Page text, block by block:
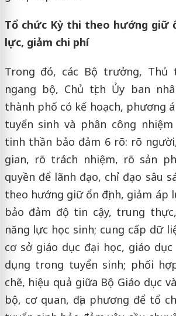
Tổ chức Kỳ thi theo hướng giữ
lực, giảm chi phí
Trong đó, các Bộ trưởng, Thủ
ngang bộ, Chủ tịch Ủy ban
thành phố có kế hoạch, phương
tuyển sinh và phân công
tinh thần bảo đảm 6 rõ: rõ
gian, rõ trách nhiệm, rõ sản
quyền để lãnh đạo, chỉ đạo sâu
theo hướng giữ ổn định, giảm áp
bảo đảm độ tin cậy, trung
năng lực học sinh; cung cấp dữ
cơ sở giáo dục đại học, giáo
dụng trong tuyển sinh; phối
chẽ, hiệu quả giữa Bộ Giáo dục
bộ, cơ quan, địa phương để tổ